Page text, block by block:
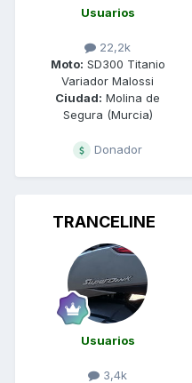
Usuarios
22,2k
Moto: SD300 Titanio
Variador Malossi
Ciudad: Molina de
Segura (Murcia)
Donador
TRANCELINE
Usuarios
3,4k